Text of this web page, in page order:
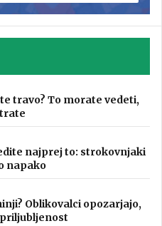
travo? To morate vedeti,
najprej to: strokovnjaki
napako
Oblikovalci opozarjajo,